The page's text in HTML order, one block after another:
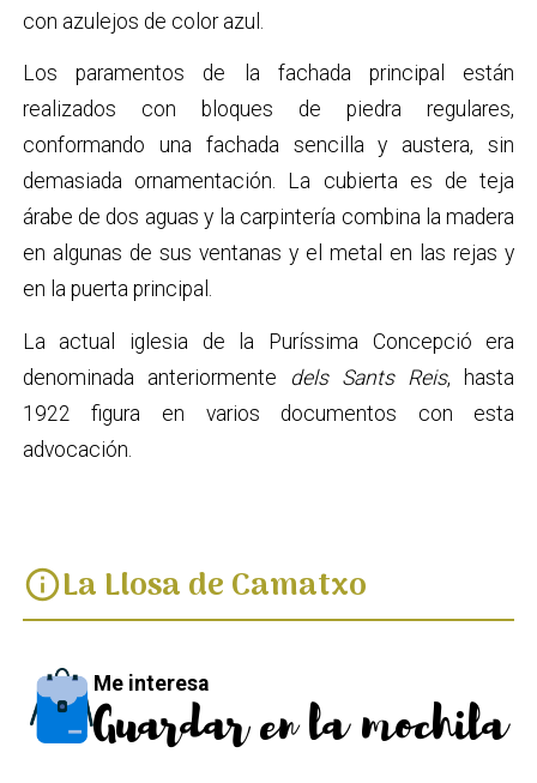
con azulejos de color azul.
Los paramentos de la fachada principal están
realizados con bloques de piedra regulares,
conformando una fachada sencilla y austera, sin
demasiada ornamentación. La cubierta es de teja
árabe de dos aguas y la carpintería combina la madera
en algunas de sus ventanas y el metal en las rejas y
en la puerta principal.
La actual iglesia de la Puríssima Concepció era
denominada anteriormente dels Sants Reis, hasta
1922 figura en varios documentos con esta
advocación.
infoLa Llosa de Camatxo
Me interesa
Guardar en la mochila